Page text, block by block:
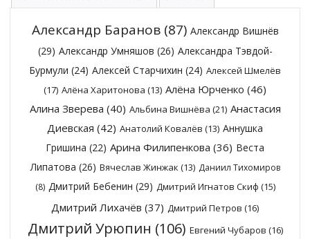
Александр Баранов(87) Александр Вишнёв
(29) Александр Умняшов (26) Александра Тэвдой-
Бурмули (24) Алексей Старчихин (24) Алексей Шмелёв
(17) Алёна Харитонова (13) Алёна Юрченко (46)
Алина Зверева (40) Альбина Вишнёва (21) Анастасия
Диевская (42) Анатолий Ковалёв (13) Аннушка
Гришина (22) Арина Филипенкова (36) Веста
Липатова (26) Вячеслав Жинжак (13) Даниил Тихомиров
(8) Дмитрий Бебенин (29) Дмитрий Игнатов Скиф (15)
Дмитрий Лихачёв (37) Дмитрий Петров (16)
Дмитрий Урюпин (106) Евгений Чубаров (16)